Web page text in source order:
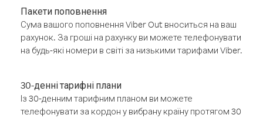
Пакети поповнення
Сума вашого поповнення Viber Out вноситься на ваш
рахунок. За гроші на рахунку ви можете телефонувати
на будь-які номери в світі за низькими тарифами Viber.
30-денні тарифні плани
Із 30-денним тарифним планом ви можете
телефонувати за кордон у вибрану країну протягом 30